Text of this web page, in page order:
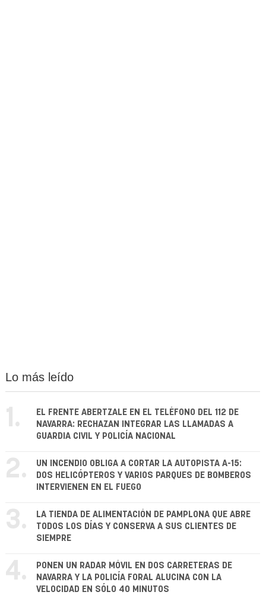
Lo más leído
1.
EL FRENTE ABERTZALE EN EL TELÉFONO DEL 112 DE
NAVARRA: RECHAZAN INTEGRAR LAS LLAMADAS A
GUARDIA CIVIL Y POLICÍA NACIONAL
2.
UN INCENDIO OBLIGA A CORTAR LA AUTOPISTA A-15:
DOS HELICÓPTEROS Y VARIOS PARQUES DE BOMBEROS
INTERVIENEN EN EL FUEGO
3.
LA TIENDA DE ALIMENTACIÓN DE PAMPLONA QUE ABRE
TODOS LOS DÍAS Y CONSERVA A SUS CLIENTES DE
SIEMPRE
4.
PONEN UN RADAR MÓVIL EN DOS CARRETERAS DE
NAVARRA Y LA POLICÍA FORAL ALUCINA CON LA
VELOCIDAD EN SÓLO 40 MINUTOS